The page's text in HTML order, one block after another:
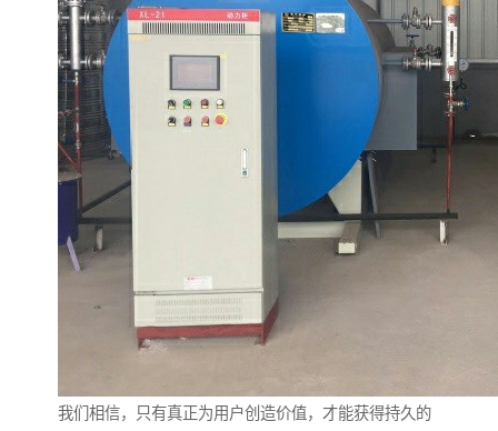
我们相信，只有真正为用户创造价值，才能获得持久的